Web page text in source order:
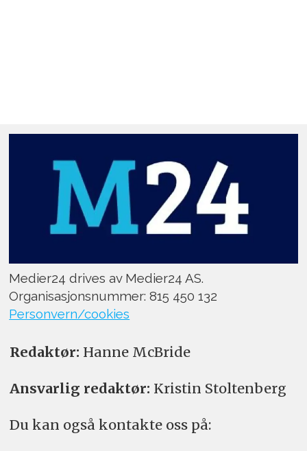
Medier24 drives av Medier24 AS.
Organisasjonsnummer: 815 450 132
Personvern/cookies
Redaktør: Hanne McBride
Ansvarlig redaktør: Kristin Stoltenberg
Du kan også kontakte oss på: